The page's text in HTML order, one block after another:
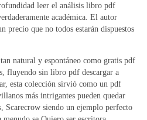
leer el análisis libro pdf
académica. El autor
precio que no todos estarán dispuestos
natural y espontáneo como gratis pdf
fluyendo sin libro pdf descargar a
esta colección sirvió como un pdf
más intrigantes pueden quedar
Scarecrow siendo un ejemplo perfecto